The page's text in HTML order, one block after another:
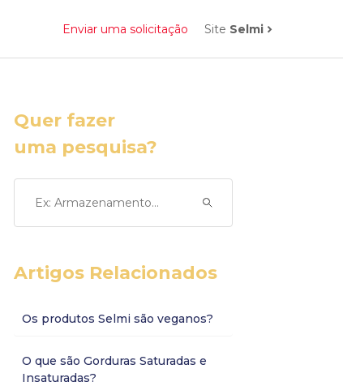
Enviar uma solicitação Site Selmi
Quer fazer
uma pesquisa?
Artigos Relacionados
Os produtos Selmi são veganos?
O que são Gorduras Saturadas e
Insaturadas?